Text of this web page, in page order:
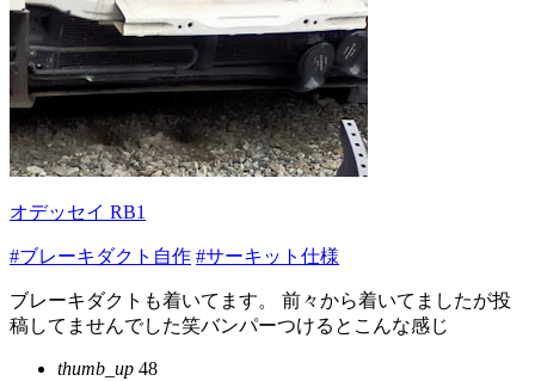
オデッセイ RB1
#ブレーキダクト自作 #サーキット仕様
ブレーキダクトも着いてます。 前々から着いてましたが投
稿してませんでした笑バンパーつけるとこんな感じ
thumb_up 48